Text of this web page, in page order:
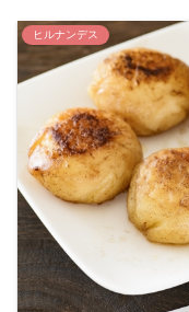
ヒルナンデス